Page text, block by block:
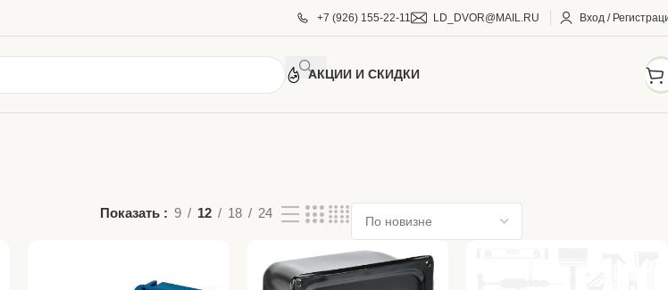
+7 (926) 155-22-11 LD_DVOR@MAIL.RU Вход /
АКЦИИ И СКИДКИ
Показать 9 12 18 24